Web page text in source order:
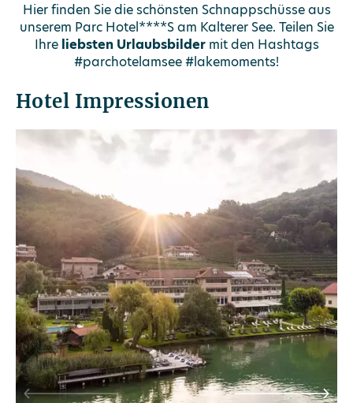
Hier finden Sie die schönsten Schnappschüsse aus
unserem Parc Hotel****S am Kalterer See. Teilen Sie
Ihre liebsten Urlaubsbildermit den Hashtags
#parchotelamsee #lakemoments!
Hotel Impressionen